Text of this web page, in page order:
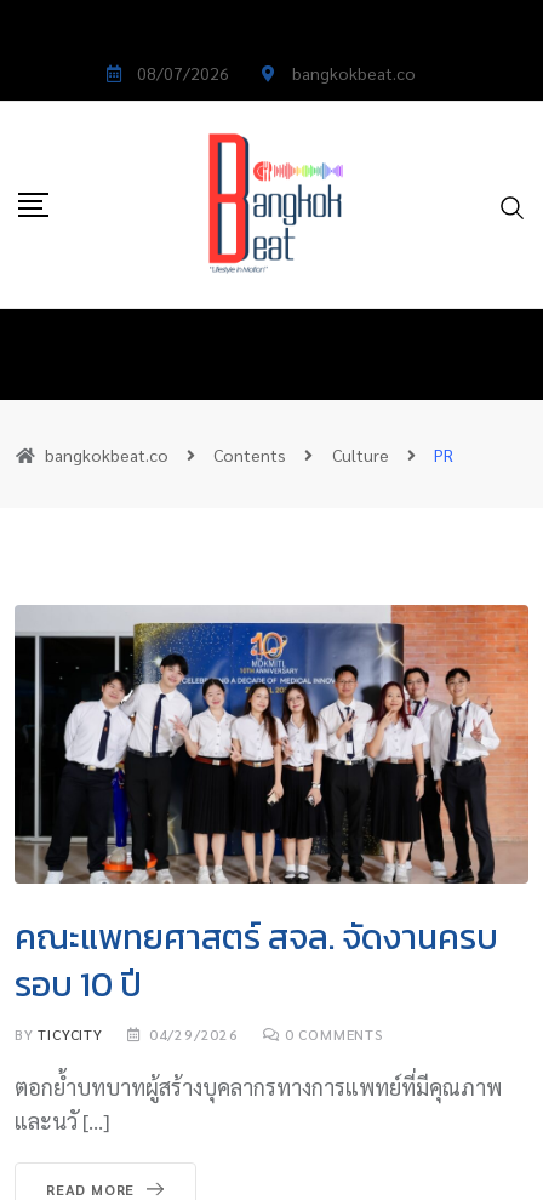
08/07/2026 bangkokbeat.co
bangkokbeat.co Contents Culture PR
คณะแพทยศาสตร์ สจล. จัดงานครบ
รอบ 10 ปี
BYTICYCITY 04/29/2026 0 COMMENTS
ตอกย้ำบทบาทผู้สร้างบุคลากรทางการแพทย์ที่มีคุณภาพ
และนวั […]
READ MORE